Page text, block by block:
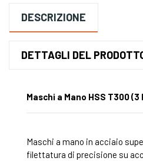
DESCRIZIONE
DETTAGLI DEL
Maschi a Mano HSS T300 (3
Maschi a mano in acciaio
filettatura di precisione su